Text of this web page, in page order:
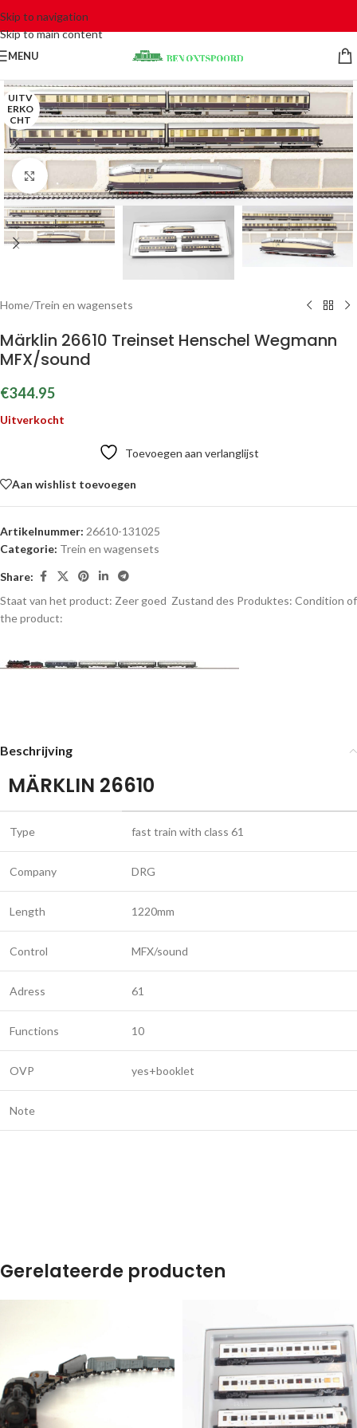
Skip to navigation
Skip to main content
MENU
UITV
ERKO
CHT
Click to enlarge
Home/Trein en wagensets
Märklin 26610 Treinset Henschel Wegmann
MFX/sound
€344.95
Uitverkocht
Toevoegen aan verlanglijst
Aan wishlist toevoegen
Artikelnummer: 26610-131025
Categorie: Trein en wagensets
Share:
Staat van het product: Zeer goed Zustand des Produktes: Condition of
the product:
Beschrijving
MÄRKLIN 26610
Type fast train with class 61
Company DRG
Length 1220mm
Control MFX/sound
Adress 61
Functions 10
OVP yes+booklet
Note
Gerelateerde producten